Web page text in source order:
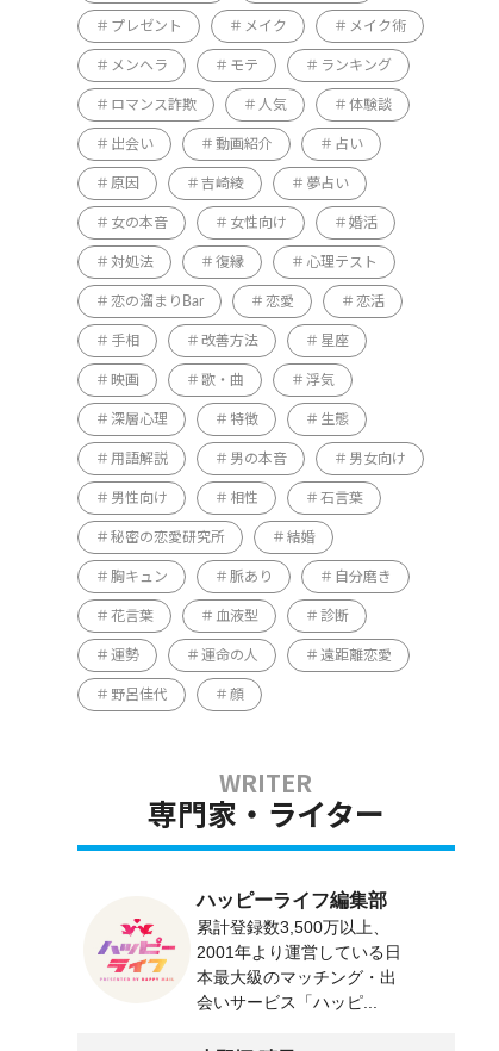
プレゼント メイク メイク術
メンヘラ モテ ランキング
ロマンス詐欺 人気 体験談
出会い 動画紹介 占い
原因 吉崎綾 夢占い
女の本音 女性向け 婚活
対処法 復縁 心理テスト
恋の溜まりBar 恋愛 恋活
手相 改善方法 星座
映画 歌・曲 浮気
深層心理 特徴 生態
用語解説 男の本音 男女向け
男性向け 相性 石言葉
秘密の恋愛研究所 結婚
胸キュン 脈あり 自分磨き
花言葉 血液型 診断
運勢 運命の人 遠距離恋愛
野呂佳代 顔
専門家・ライター
ハッピーライフ編集部
累計登録数3,500万以上、
2001年より運営している日
本最大級のマッチング・出
会いサービス「ハッピ...